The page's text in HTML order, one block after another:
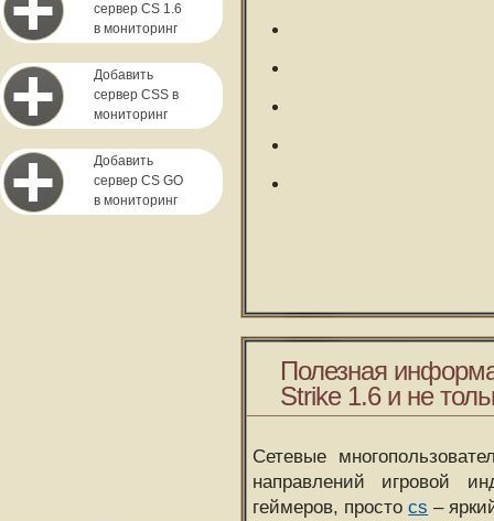
сервер CS 1.6
в мониторинг
Добавить
сервер CSS в
мониторинг
Добавить
сервер CS GO
в мониторинг
Полезная
Strike 1.6 и не
Сетевые
направлений игровой
геймеров, простоcs –